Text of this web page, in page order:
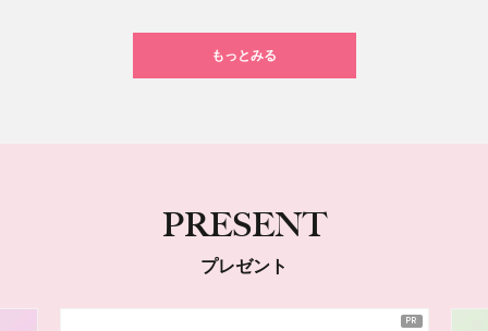
もっとみる
PRESENT
プレゼント